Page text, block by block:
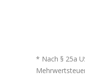
* Nach § 25a